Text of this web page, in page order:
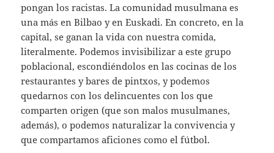
pongan los racistas. La comunidad musulmana es
una más en Bilbao y en Euskadi. En concreto, en la
capital, se ganan la vida con nuestra comida,
literalmente. Podemos invisibilizar a este grupo
poblacional, escondiéndolos en las cocinas de los
restaurantes y bares de pintxos, y podemos
quedarnos con los delincuentes con los que
comparten origen (que son malos musulmanes,
además), o podemos naturalizar la convivencia y
que compartamos aficiones como el fútbol.